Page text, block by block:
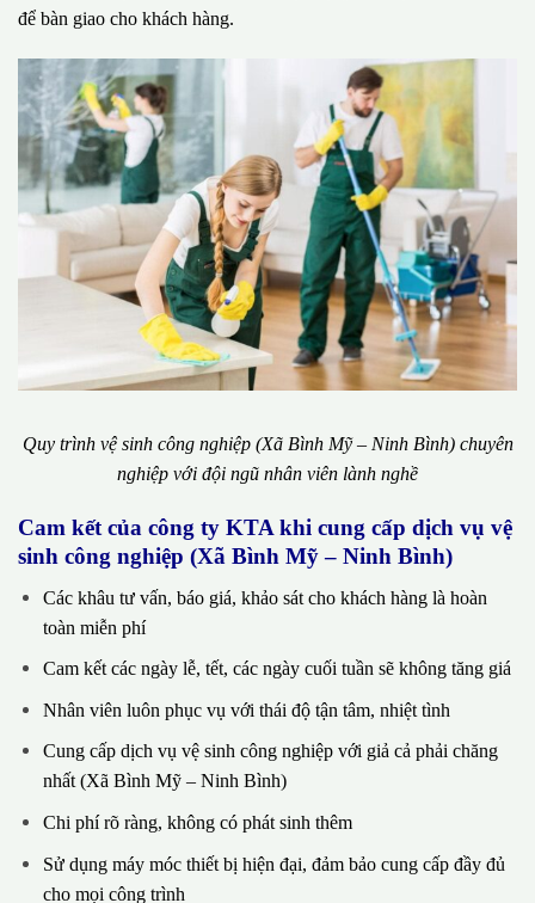
để bàn giao cho khách hàng.
Quy trình vệ sinh công nghiệp (Xã Bình Mỹ – Ninh Bình) chuyên
nghiệp với đội ngũ nhân viên lành nghề
Cam kết của công ty KTA khi cung cấp dịch vụ vệ
sinh công nghiệp (Xã Bình Mỹ – Ninh Bình)
Các khâu tư vấn, báo giá, khảo sát cho khách hàng là hoàn
toàn miễn phí
Cam kết các ngày lễ, tết, các ngày cuối tuần sẽ không tăng giá
Nhân viên luôn phục vụ với thái độ tận tâm, nhiệt tình
Cung cấp dịch vụ vệ sinh công nghiệp với giả cả phải chăng
nhất (Xã Bình Mỹ – Ninh Bình)
Chi phí rõ ràng, không có phát sinh thêm
Sử dụng máy móc thiết bị hiện đại, đảm bảo cung cấp đầy đủ
cho mọi công trình